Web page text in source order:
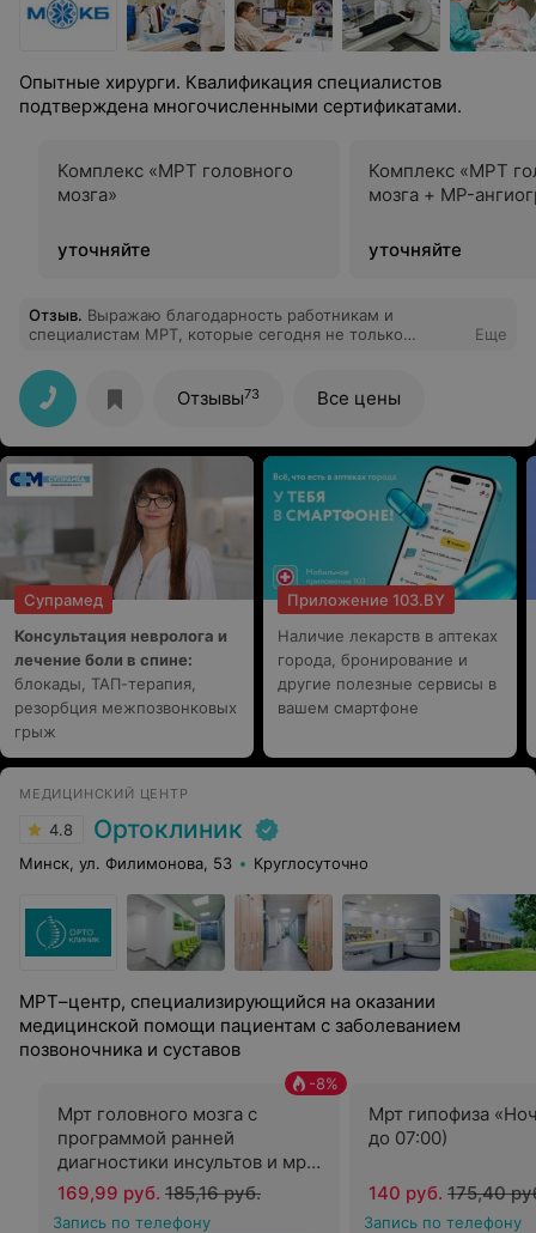
Опытные хирурги. Квалификация специалистов
подтверждена многочисленными сертификатами.
Комплекс «МРТ головного
мозга»
уточняйте
Комплекс «МРТ
мозга + MP-
уточняйте
Отзыв. Выражаю благодарность работникам и
специалистам МРТ, которые сегодня не только
профессионализмом, но и позаботились о том, чтобы в
дальнейшем мне не пришлось делать какие-то вещи
по несколько раз Очень мило, заботливо! Спасибо
Еще
Отзывы73 Все цены
Супрамед
Консультация невролога и
лечение боли в спине:
блокады, ТАП-терапия,
резорбция межпозвонковых
грыж
Приложение 103.BY
Наличие лекарств в аптеках
города, бронирование и
другие полезные сервисы в
вашем смартфоне
МЕДИЦИНСКИЙ ЦЕНТР
4.8 Ортоклиник
Минск, ул. Филимонова, 53 Круглосуточно
МРТ–центр, специализирующийся на оказании
медицинской помощи пациентам с заболеванием
позвоночника и суставов
Мрт головного мозга с
программой ранней
диагностики инсультов и мр
ангиография «Ночь» (с 00:00
до 07:00)
-8%
169,99 руб. 185,16 руб.
Запись по телефону
Мрт гипофиза
до 07:00)
140 руб. 175,40
Запись по телефону